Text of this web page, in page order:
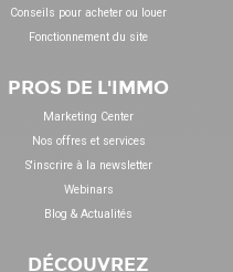
Conseils pour acheter ou louer
Fonctionnement du site
PROS DE L'IMMO
Marketing Center
Nos offres et services
S'inscrire à la newsletter
Webinars
Blog & Actualités
DÉCOUVREZ